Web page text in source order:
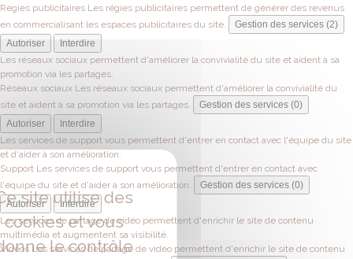
Régies publicitaires Les régies publicitaires permettent de générer des revenus
en commercialisant les espaces publicitaires du site.
Gestion des services (2)
Autoriser
Interdire
Les réseaux sociaux permettent d'améliorer la convivialité du site et aident à sa
promotion via les partages.
Réseaux sociaux Les réseaux sociaux permettent d'améliorer la convivialité du
site et aident à sa promotion via les partages.
Gestion des services (0)
Autoriser
Interdire
Les services de support vous permettent d'entrer en contact avec l'équipe du site
et d'aider à son amélioration.
Support Les services de support vous permettent d'entrer en contact avec
l'équipe du site et d'aider à son amélioration.
Gestion des services (0)
Autoriser
Interdire
Les services de partage de vidéo permettent d'enrichir le site de contenu
multimédia et augmentent sa visibilité.
Vidéos Les services de partage de vidéo permettent d'enrichir le site de contenu
site utilise des
cookies et vous
le contrôle